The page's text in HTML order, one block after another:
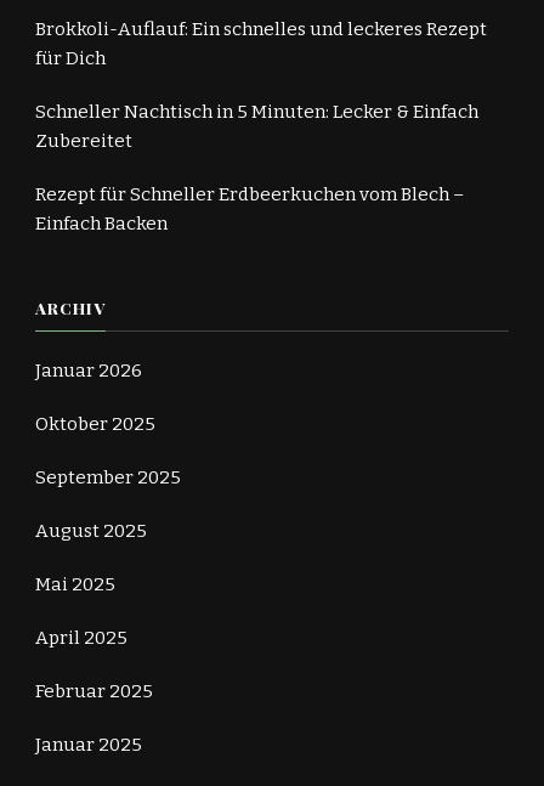
Brokkoli-Auflauf: Ein schnelles und leckeres Rezept
für Dich
Schneller Nachtisch in 5 Minuten: Lecker & Einfach
Zubereitet
Rezept für Schneller Erdbeerkuchen vom Blech –
Einfach Backen
ARCHIV
Januar 2026
Oktober 2025
September 2025
August 2025
Mai 2025
April 2025
Februar 2025
Januar 2025